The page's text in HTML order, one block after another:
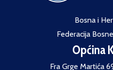
Bosna i
Federacija
Općina
Fra Grge Martića